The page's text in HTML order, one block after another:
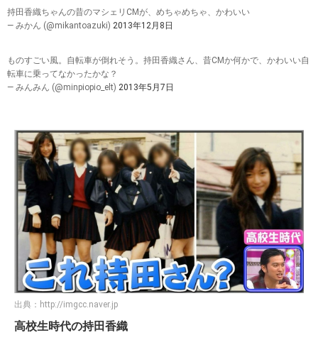
持田香織ちゃんの昔のマシェリCMが、めちゃめちゃ、かわいい
— みかん (@mikantoazuki) 2013年12月8日
ものすごい風。自転車が倒れそう。持田香織さん、昔CMか何かで、かわいい自
転車に乗ってなかったかな？
— みんみん (@minpiopio_elt) 2013年5月7日
出典： http://imgcc.naver.jp
高校生時代の持田香織